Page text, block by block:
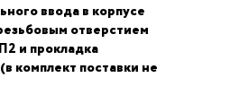
ввода в корпусе
отверстием
и прокладка
комплект поставки не